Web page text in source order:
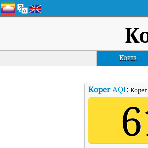
Koper
KoperAQI: Koper